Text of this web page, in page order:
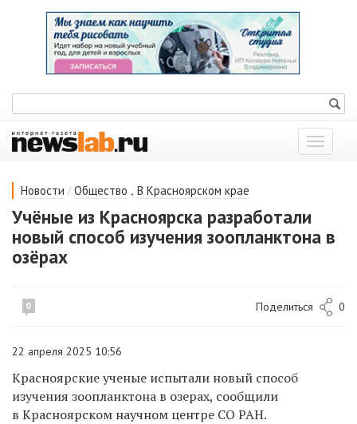
Показать
меню
Новости / Общество , В Красноярском крае
Учёные из Красноярска разработали
новый способ изучения зоопланктона в
озёрах
0 Поделиться 0
22 апреля 2025 10:56
Красноярские ученые испытали новый способ
изучения зоопланктона в озерах, сообщили
в Красноярском научном центре СО РАН.